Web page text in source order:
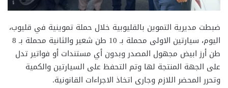
ضبطت مديرية التموين بالقليوبية خلال حملة تموينية في قليوب،
اليوم، سيارتين الاولى محملة بـ 10 طن شعير والثانية محملة بـ 8
طن أرز ابيض مجهول المصدر وبدون أي مستندات أو فواتير تدل
على الجهة المنتجة لها وتم التحفظ على السيارتين والكمية
وتحرر المحضر اللازم وجارى اتخاذ الاجراءات القانونية.